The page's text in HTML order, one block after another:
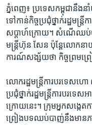
ទៅ​
កាន់​
ទំព័រ​
ស្វែង​
រក
ភាសា
ភ្នំពេញ៖ ​ប្រទេស​កម្ពុជា​នឹង​
ទៅ​កាន់​កិច្ចប្រជុំ​ថ្នាក់​រដ្ឋមន្ត្
សប្តាហ៍​ក្រោយ។​ សំណើ​ឈប់​ប
មន្ត្រី​ហ៊ុន សែន ​ប៉ុន្តែ​លោក​នា
ការណ៍​សង្ស័យ​ថា​ កិច្ច​ព្រម
លោក​រដ្ឋមន្ត្រី​ការ​បរទេស​ហ
ប្រជុំ​ថ្នាក់​រដ្ឋមន្ត្រី​ការ​បរទ
ក្រោយ​នេះ។​ ក្រុម​អ្នក​សង្កេត​
ព្រៀង​បទ​ឈប់បាញ់​នឹង​មាន​ភ